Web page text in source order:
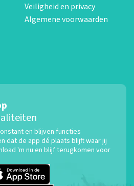
Veiligheid en privacy
Algemene voorwaarden
en blijven functies
dat de app dé plaats blijft waar jij
'm nu en blijf terugkomen voor